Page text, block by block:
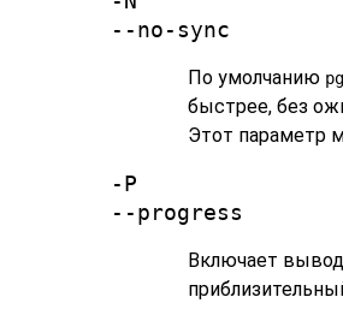
--no-sync
По умолчанию
быстрее, без
Этот параметр
-P
--progress
Включает